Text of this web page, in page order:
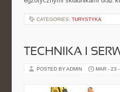
CATEGORIES: TURYSTYKA
TECHNIKA I
POSTED BY ADMIN MAR - 23